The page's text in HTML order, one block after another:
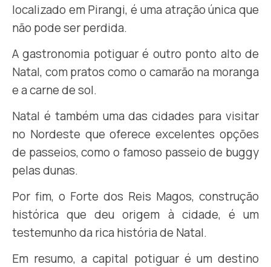
localizado em Pirangi, é uma atração única que
não pode ser perdida.
A gastronomia potiguar é outro ponto alto de
Natal, com pratos como o camarão na moranga
e a carne de sol.
Natal é também uma das cidades para visitar
no Nordeste que oferece excelentes opções
de passeios, como o famoso passeio de buggy
pelas dunas.
Por fim, o Forte dos Reis Magos, construção
histórica que deu origem à cidade, é um
testemunho da rica história de Natal.
Em resumo, a capital potiguar é um destino